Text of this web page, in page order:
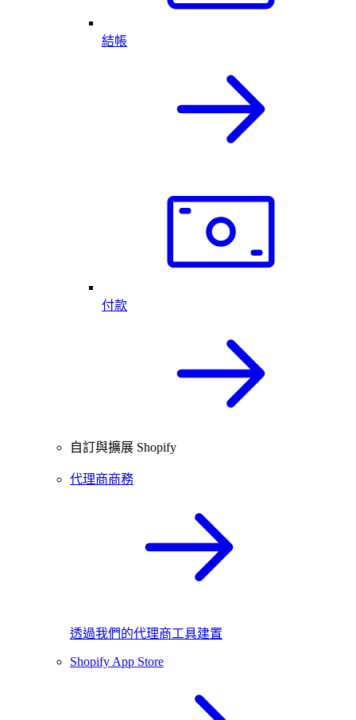
結帳
付款
自訂與擴展 Shopify
代理商商務
透過我們的代理商工具建置
Shopify App Store